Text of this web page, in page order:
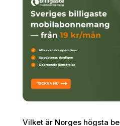
Vilket är Norges högsta